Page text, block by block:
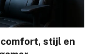
stijl en